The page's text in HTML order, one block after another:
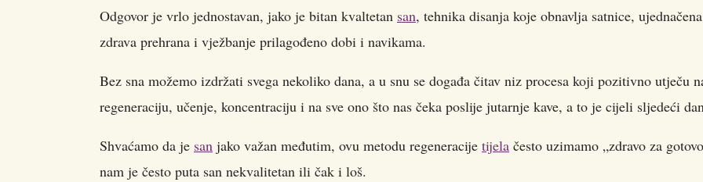
Odgovor je vrlo jednostavan, jako je bitan kvaltetan san, tehnika disanja koje obnavlja satnice, ujednačena
zdrava prehrana i vježbanje prilagođeno dobi i navikama.
Bez sna možemo izdržati svega nekoliko dana, a u snu se događa čitav niz procesa koji pozitivno utječu
regeneraciju, učenje, koncentraciju i na sve ono što nas čeka poslije jutarnje kave, a to je cijeli sljedeći
Shvaćamo da je san jako važan međutim, ovu metodu regeneracije tijela često uzimamo „zdravo za
nam je često puta san nekvalitetan ili čak i loš.